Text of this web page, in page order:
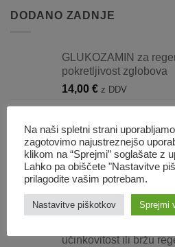
DODANO ZADNJE
GLUKOZAMIN za
pokretljivost zglobova
14,00 € z DDV
stabilizaciji crijevne
23,00€
BALANCE dodatak
tjeskobe
25,00€
učinkovitost ili bržu
Na naši spletni strani
zagotovimo najustreznejšo
klikom na “Sprejmi” soglašate z
Lahko pa obiščete "Nastavitve
prilagodite vašim potrebam.
Nastavitve piškotkov Sprejmi